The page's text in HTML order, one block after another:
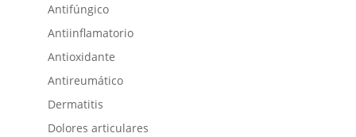
Antifúngico
Antiinflamatorio
Antioxidante
Antireumático
Dermatitis
Dolores articulares